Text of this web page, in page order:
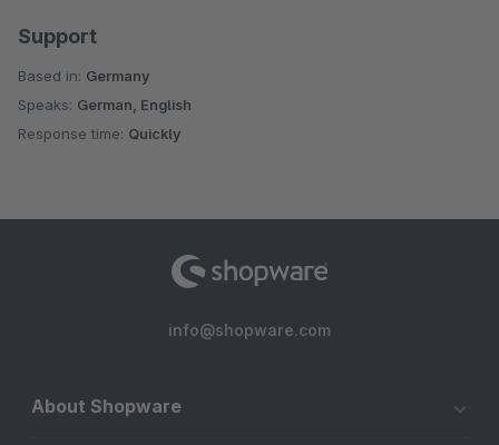
Support
Based in: Germany
Speaks: German, English
Response time: Quickly
info@shopware.com
About Shopware